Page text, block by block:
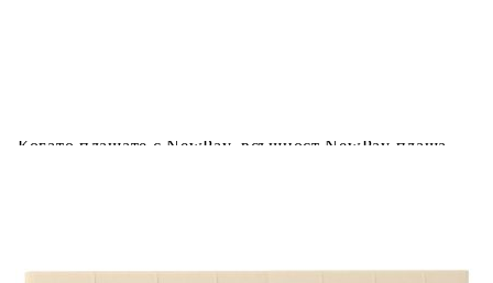
Когато плащате с NewPay, всъщност NewPay плаща